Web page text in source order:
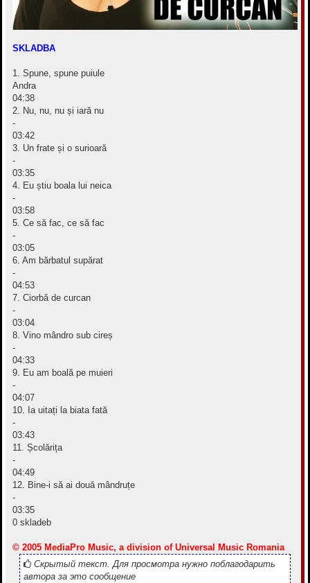
SKLADBA
1. Spune, spune puiule
Andra
04:38
2. Nu, nu, nu și iară nu
-
03:42
3. Un frate și o surioară
-
03:35
4. Eu știu boala lui neica
-
03:58
5. Ce să fac, ce să fac
-
03:05
6. Am bărbatul supărat
-
04:53
7. Ciorbă de curcan
-
03:04
8. Vino mândro sub cireș
-
04:33
9. Eu am boală pe muieri
-
04:07
10. Ia uitați la biata fată
-
03:43
11. Școlărița
-
04:49
12. Bine-i să ai două mândruțe
-
03:35
0 skladeb
© 2005 MediaPro Music, a division of Universal Music Romania
Скрытый текст. Для просмотра нужно поблагодарить
автора за это сообщение